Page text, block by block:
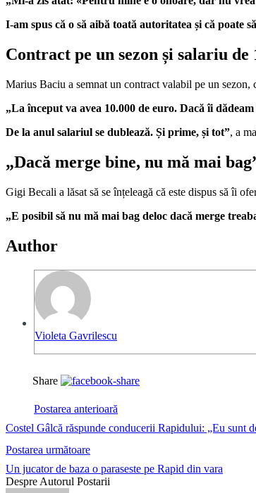
I-am spus că o să aibă toată autoritatea și că poate
Contract pe un sezon și salariu de
Marius Baciu a semnat un contract valabil pe un sezon,
„La început va avea 10.000 de euro. Dacă îi
De la anul salariul se dublează. Și prime, și tot”, a
„Dacă merge bine, nu mă mai
Gigi Becali a lăsat să se înțeleagă că este dispus să îi
„E posibil să nu mă mai bag deloc dacă merge
Author
Violeta Gavrilescu
Share
Postarea anterioară
Costel Gâlcă răspunde conducerii Rapidului: „Eu sunt
Postarea următoare
Un jucator de baza o paraseste pe Rapid din vara
Despre Autorul Postarii